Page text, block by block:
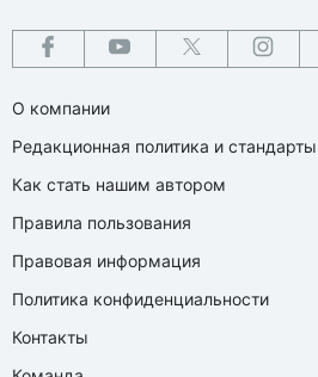
О компании
Редакционная политика и стандарты
Как стать нашим автором
Правила пользования
Правовая информация
Политика конфиденциальности
Контакты